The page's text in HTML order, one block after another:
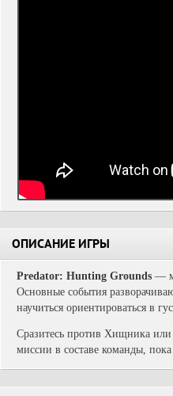
ОПИСАНИЕ ИГРЫ
Predator: Hunting Grounds —
Основные события
научиться ориентироваться в
Сразитесь против Хищника или
миссии в составе команды,